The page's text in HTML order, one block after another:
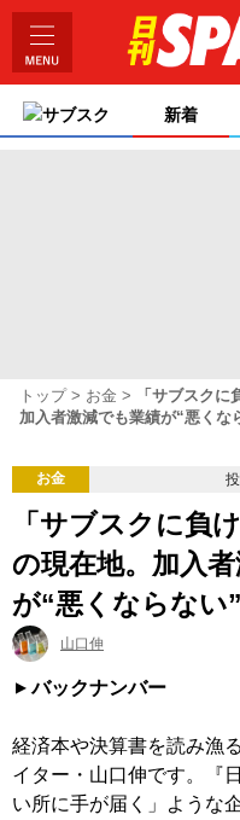
サブスク 新着
トップ お金
「サブスクに
加入者激減でも業績が“悪くな
お金
「サブスクに負
の現在地。加入
が“悪くならない
山口伸
バックナンバー
経済本や決算書を読み漁
イター・山口伸です。『
い所に手が届く」ような